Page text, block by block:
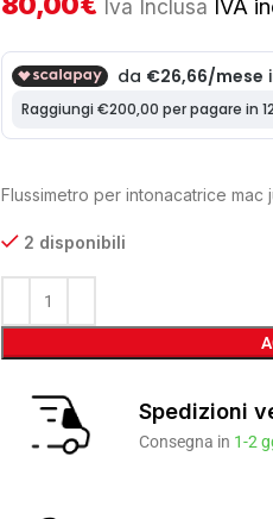
Iva Inclusa IVA
Flussimetro per intonacatrice mac
2 disponibili
Spedizioni
Consegna in 1-2